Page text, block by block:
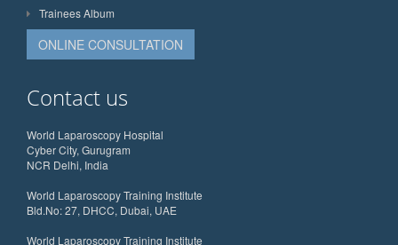
Trainees Album
ONLINE CONSULTATION
Contact us
World Laparoscopy Hospital
Cyber City, Gurugram
NCR Delhi, India
World Laparoscopy Training Institute
Bld.No: 27, DHCC, Dubai, UAE
World Laparoscopy Training Institute